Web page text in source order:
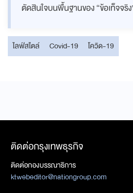
ตัดสินใจบนพื้นฐานของ “ข้อเท็จจริง
ไลฟ์สไตล์ Covid-19 โควิด-19
ติดต่อกรุงเทพธุรกิจ
ติดต่อกองบรรณาธิการ
ktwebeditor@nationgroup.com